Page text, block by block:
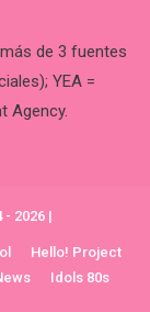
de 3 fuentes
YEA =
Agency.
- 2026 |
Hello! Project
Idols 80s